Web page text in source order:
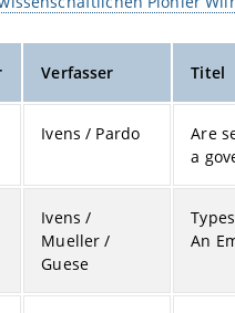
Verfasser Titel
Ivens / Pardo
Are
a
Ivens /
Mueller /
Guese
An